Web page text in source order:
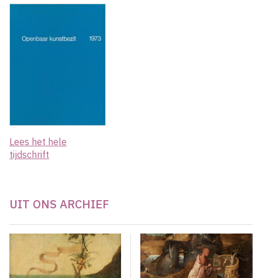
Lees het hele
tijdschrift
UIT ONS ARCHIEF